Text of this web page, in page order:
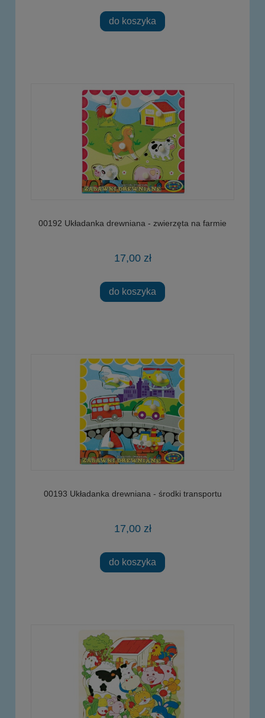
do koszyka
00192 Układanka drewniana - zwierzęta na farmie
17,00 zł
do koszyka
00193 Układanka drewniana - środki transportu
17,00 zł
do koszyka